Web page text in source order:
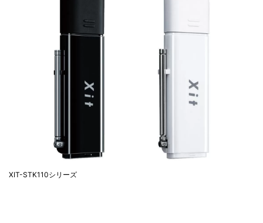
XIT-STK110シリーズ